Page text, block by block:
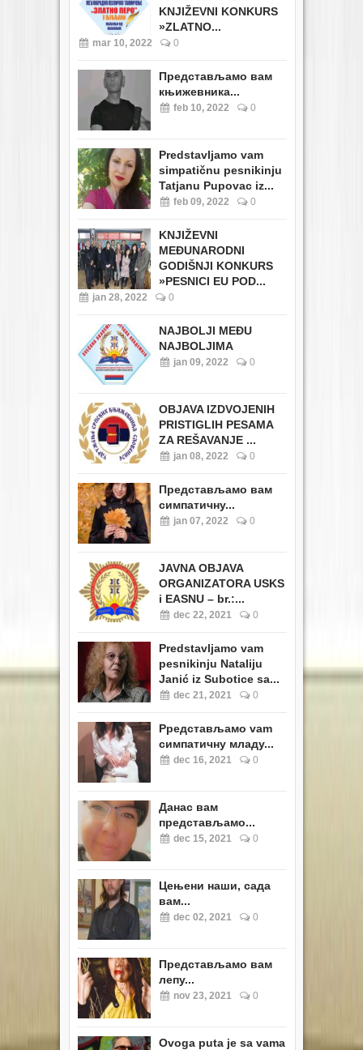
KNJIŽEVNI KONKURS
»ZLATNO...
mar 10, 2022 0
Представљамо вам
књижевника...
feb 10, 2022 0
Predstavljamo vam
simpatičnu pesnikinju
Tatjanu Pupovac iz...
feb 09, 2022 0
KNJIŽEVNI
MEĐUNARODNI
GODIŠNJI KONKURS
»PESNICI EU POD...
jan 28, 2022 0
NAJBOLJI MEĐU
NAJBOLJIMA
jan 09, 2022 0
OBJAVA IZDVOJENIH
PRISTIGLIH PESAMA
ZA REŠAVANJE ...
jan 08, 2022 0
Представљамо вам
симпатичну...
jan 07, 2022 0
JAVNA OBJAVA
ORGANIZATORA USKS
i EASNU – br.:...
dec 22, 2021 0
Predstavljamo vam
pesnikinju Nataliju
Janić iz Subotice sa...
dec 21, 2021 0
Pредстављамо vam
симпатичну младу...
dec 16, 2021 0
Данас вам
представљамо...
dec 15, 2021 0
Цењени наши, сада
вам...
dec 02, 2021 0
Представљамо вам
лепу...
nov 23, 2021 0
Ovoga puta je sa vama